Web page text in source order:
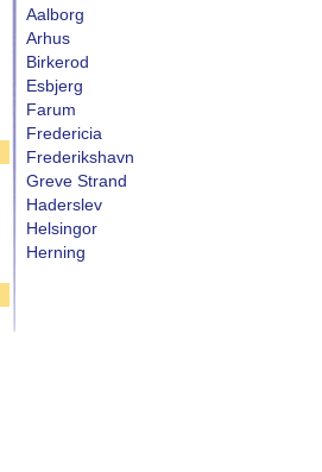
Aalborg
Arhus
Birkerod
Esbjerg
Farum
Fredericia
Frederikshavn
Greve Strand
Haderslev
Helsingor
Herning